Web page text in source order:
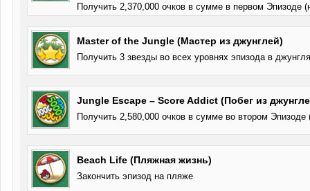
Получить 2,370,000 очков в сумме в первом Эпизоде
Master of the Jungle (Мастер из джунглей)
Получить 3 звезды во всех уровнях эпизода в
Jungle Escape – Score Addict (Побег из
Получить 2,580,000 очков в сумме во втором Эпизоде
Beach Life (Пляжная жизнь)
Закончить эпизод на пляже